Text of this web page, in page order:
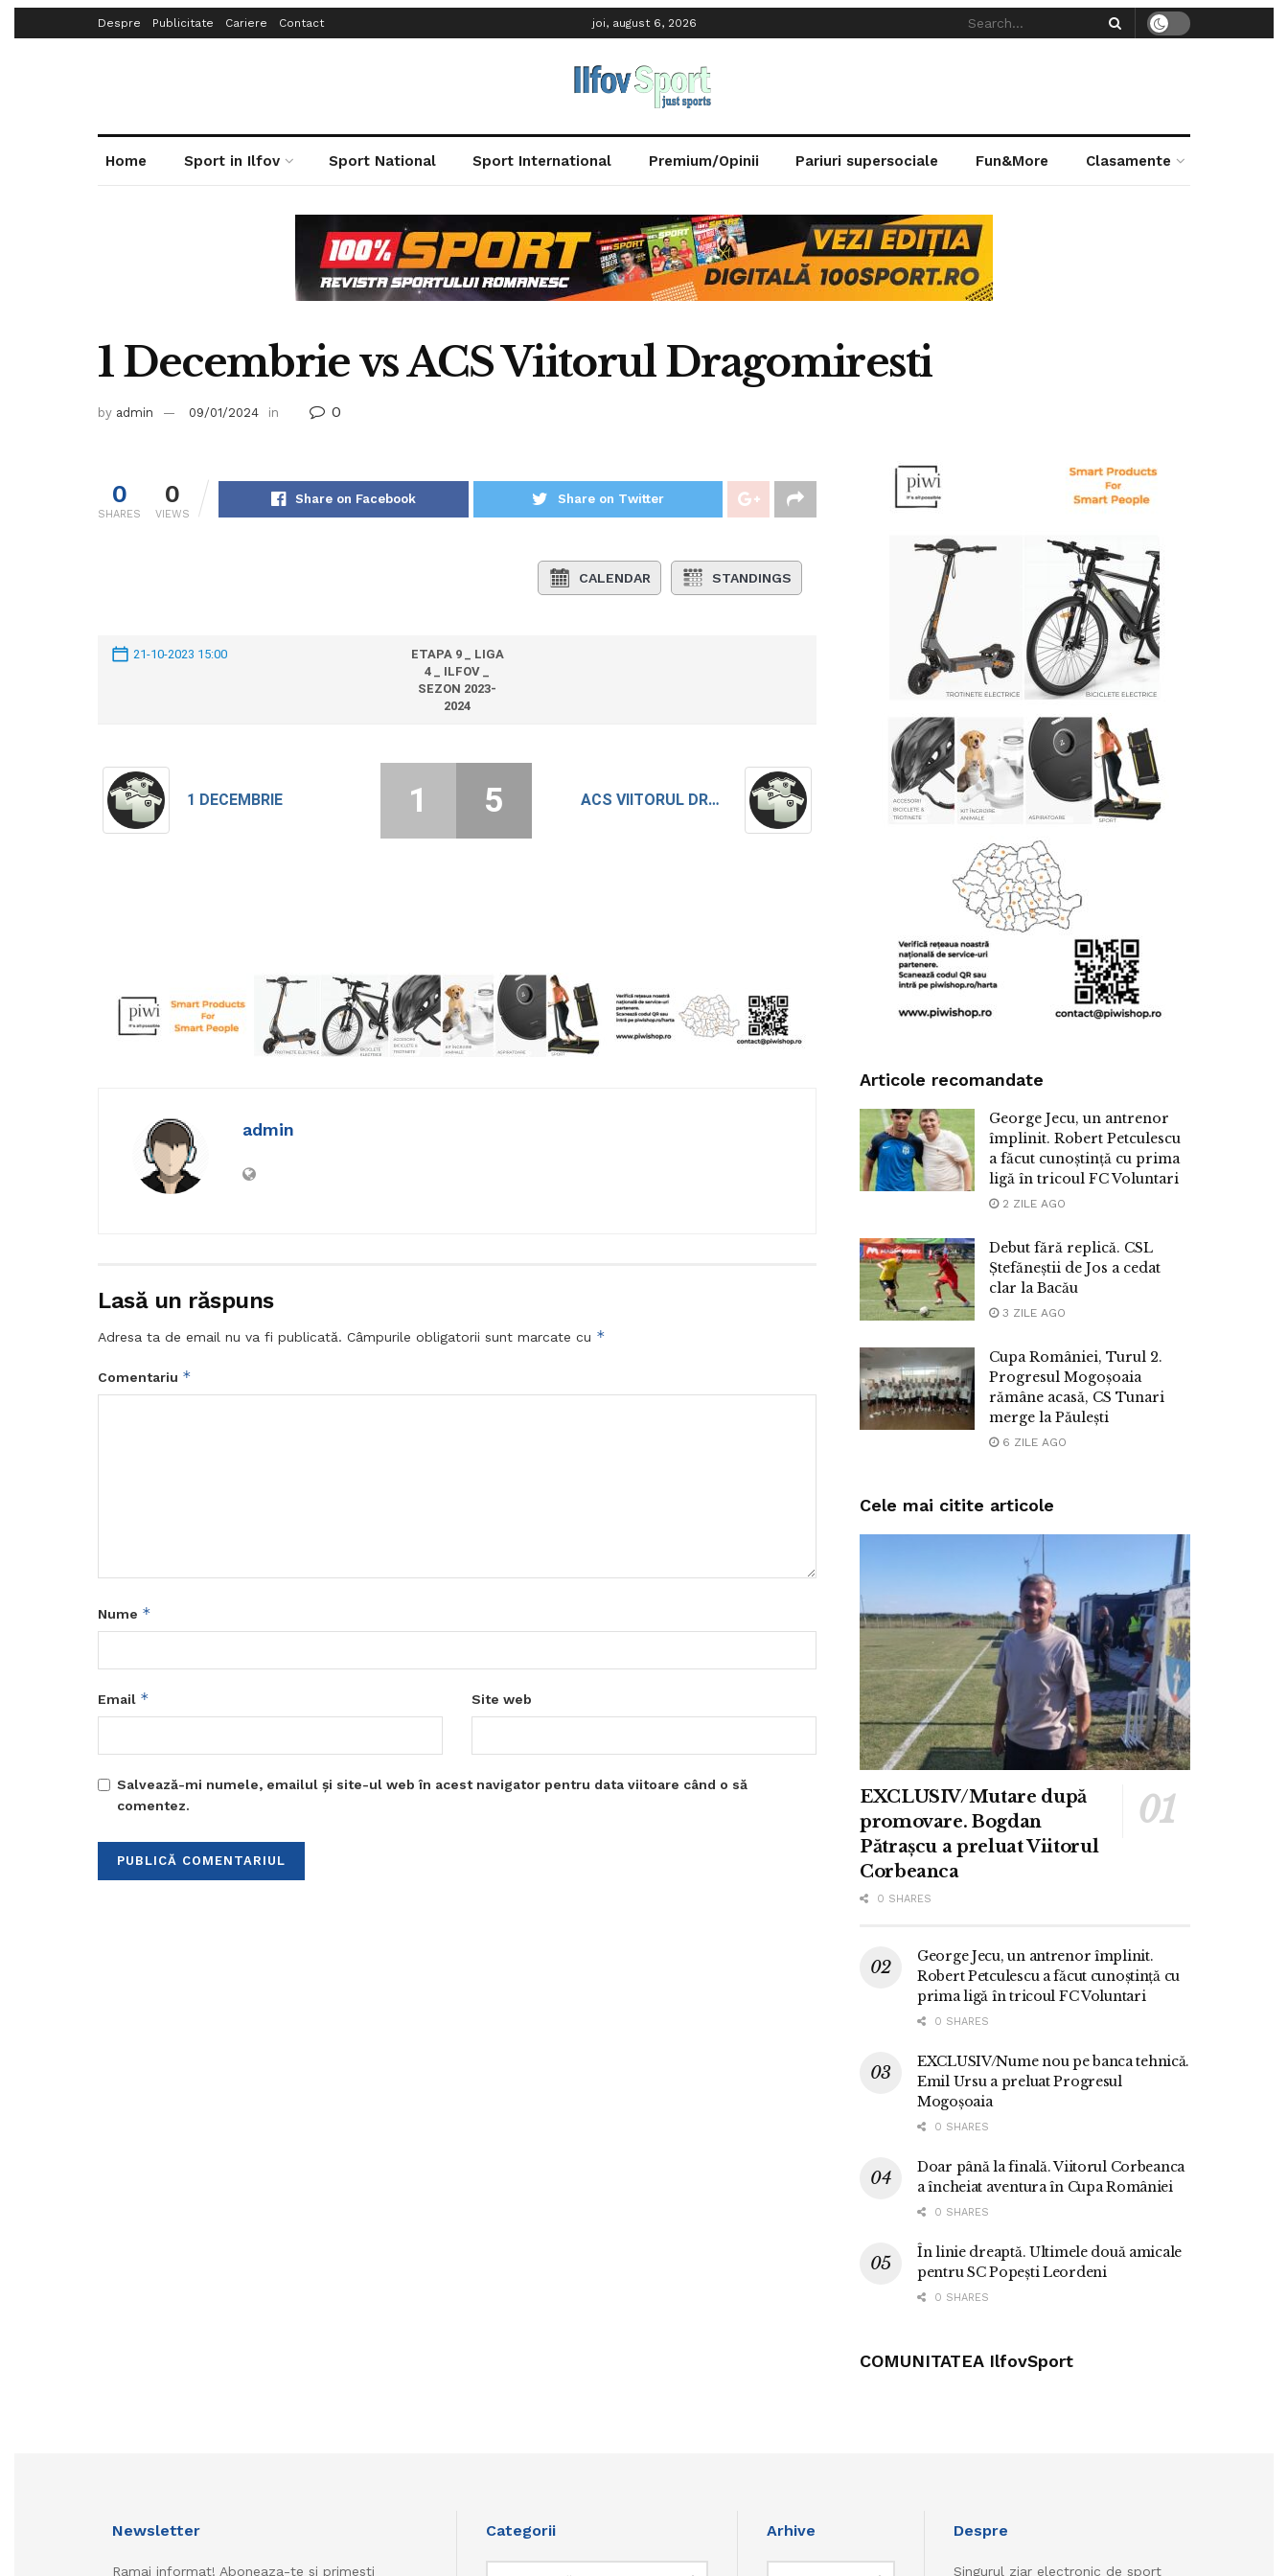
Despre Publicitate Cariere Contact joi, august 6, 2026
Home Sport in Ilfov Sport National Sport International Premium/Opinii Pariuri supersociale Fun&More Clasamente
1 Decembrie vs ACS Viitorul Dragomiresti
by admin 09/01/2024 in 0
0
SHARES
0
VIEWS
Share on Facebook Share on Twitter
CALENDAR STANDINGS
21-10-2023 15:00
ETAPA 9 _ LIGA
4 _ ILFOV _
SEZON 2023-
2024
1 DECEMBRIE ACS VIITORUL DRAGOMIRESTI
1 5
admin
Lasă un răspuns
Adresa ta de email nu va fi publicată. Câmpurile obligatorii sunt marcate cu *
Comentariu *
Nume *
Email * Site web
Salvează-mi numele, emailul și site-ul web în acest navigator pentru data viitoare când o să
comentez.
Articole recomandate
George Jecu, un antrenor
împlinit. Robert Petculescu
a făcut cunoștință cu prima
ligă în tricoul FC Voluntari
2 ZILE AGO
Debut fără replică. CSL
Ștefăneștii de Jos a cedat
clar la Bacău
3 ZILE AGO
Cupa României, Turul 2.
Progresul Mogoșoaia
rămâne acasă, CS Tunari
merge la Păulești
6 ZILE AGO
Cele mai citite articole
EXCLUSIV/Mutare după
promovare. Bogdan
Pătrașcu a preluat Viitorul
Corbeanca
0 SHARES
George Jecu, un antrenor împlinit.
Robert Petculescu a făcut cunoștință cu
prima ligă în tricoul FC Voluntari
0 SHARES
EXCLUSIV/Nume nou pe banca tehnică.
Emil Ursu a preluat Progresul
Mogoșoaia
0 SHARES
Doar până la finală. Viitorul Corbeanca
a încheiat aventura în Cupa României
0 SHARES
În linie dreaptă. Ultimele două amicale
pentru SC Popești Leordeni
0 SHARES
COMUNITATEA IlfovSport
Newsletter
Ramai informat! Aboneaza-te si primesti
Categorii Arhive Despre
Singurul ziar electronic de sport